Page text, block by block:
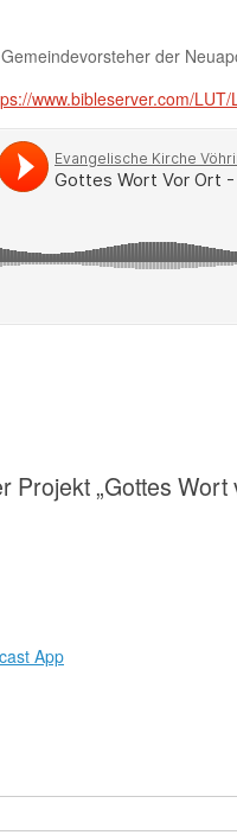
der
www.bibleserver.com/
Projekt „Gottes Wort
App